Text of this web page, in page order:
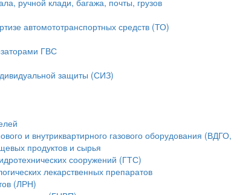
автомототранспортных средств (ТО)
ГВС
защиты (СИЗ)
и внутриквартирного газового оборудования
продуктов и сырья
сооружений (ГТС)
лекарственных препаратов
(ЛРН)